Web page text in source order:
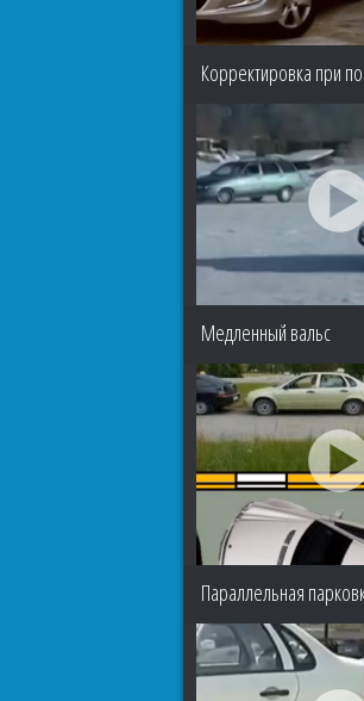
Корректировка при
Медленный вальс
Параллельная